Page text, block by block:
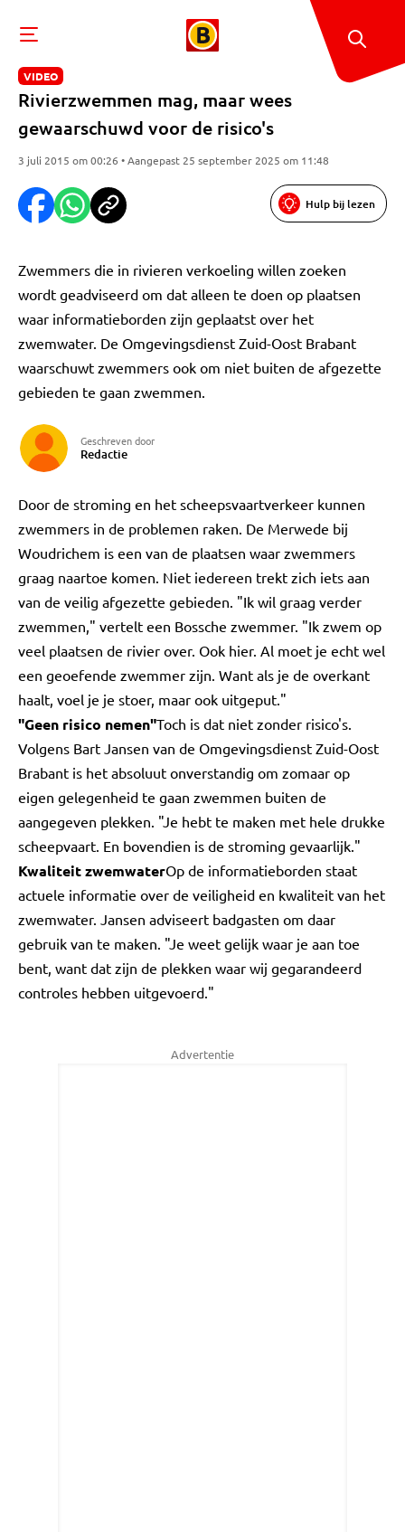
VIDEO
Rivierzwemmen mag, maar wees
gewaarschuwd voor de risico's
3 juli 2015 om 00:26 • Aangepast 25 september 2025 om 11:48
Hulp bij lezen
Zwemmers die in rivieren verkoeling willen zoeken
wordt geadviseerd om dat alleen te doen op plaatsen
waar informatieborden zijn geplaatst over het
zwemwater. De Omgevingsdienst Zuid-Oost Brabant
waarschuwt zwemmers ook om niet buiten de afgezette
gebieden te gaan zwemmen.
Geschreven door
Redactie
Door de stroming en het scheepsvaartverkeer kunnen
zwemmers in de problemen raken. De Merwede bij
Woudrichem is een van de plaatsen waar zwemmers
graag naartoe komen. Niet iedereen trekt zich iets aan
van de veilig afgezette gebieden. "Ik wil graag verder
zwemmen," vertelt een Bossche zwemmer. "Ik zwem op
veel plaatsen de rivier over. Ook hier. Al moet je echt wel
een geoefende zwemmer zijn. Want als je de overkant
haalt, voel je je stoer, maar ook uitgeput."
"Geen risico nemen"Toch is dat niet zonder risico's.
Volgens Bart Jansen van de Omgevingsdienst Zuid-Oost
Brabant is het absoluut onverstandig om zomaar op
eigen gelegenheid te gaan zwemmen buiten de
aangegeven plekken. "Je hebt te maken met hele drukke
scheepvaart. En bovendien is de stroming gevaarlijk."
Kwaliteit zwemwaterOp de informatieborden staat
actuele informatie over de veiligheid en kwaliteit van het
zwemwater. Jansen adviseert badgasten om daar
gebruik van te maken. "Je weet gelijk waar je aan toe
bent, want dat zijn de plekken waar wij gegarandeerd
controles hebben uitgevoerd."
Advertentie